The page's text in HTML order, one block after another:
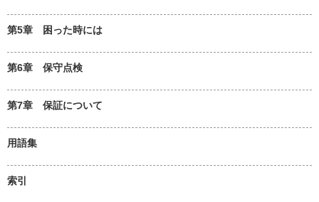
第5章 困った時には
第6章 保守点検
第7章 保証について
用語集
索引